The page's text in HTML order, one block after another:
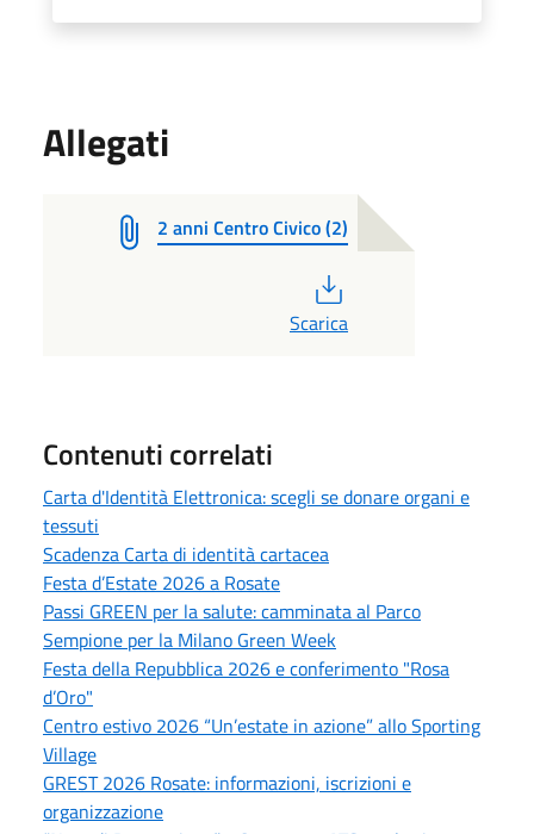
Allegati
2 anni Centro Civico (2)
Scarica
Contenuti correlati
Carta d'Identità Elettronica: scegli se donare organi e
tessuti
Scadenza Carta di identità cartacea
Festa d’Estate 2026 a Rosate
Passi GREEN per la salute: camminata al Parco
Sempione per la Milano Green Week
Festa della Repubblica 2026 e conferimento "Rosa
d’Oro"
Centro estivo 2026 “Un’estate in azione” allo Sporting
Village
GREST 2026 Rosate: informazioni, iscrizioni e
organizzazione